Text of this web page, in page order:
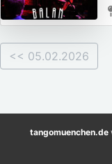
<< 05.02.2026
tangomuenchen.de